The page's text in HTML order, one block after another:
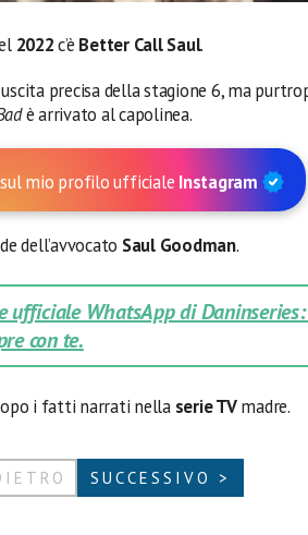
2022c’è Better Call Saul.
precisa della stagione 6, ma
è arrivato al capolinea.
mio profilo ufficiale Instagram
dell’avvocato Saul Goodman.
ufficiale WhatsApp di
con te.
i fatti narrati nellaserie TVmadre.
SUCCESSIVO >